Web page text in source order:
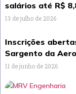
salários até R$
13 de julho de 2026
Inscrições
Sargento da
11 de junho de 2026